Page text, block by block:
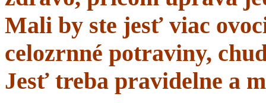
Mali by ste jesť viac
celozrnné potraviny,
Jesť treba pravidelne a